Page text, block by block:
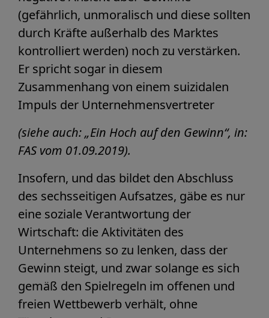
(gefährlich, unmoralisch und diese sollten
durch Kräfte außerhalb des Marktes
kontrolliert werden) noch zu verstärken.
Er spricht sogar in diesem
Zusammenhang von einem suizidalen
Impuls der Unternehmensvertreter
(siehe auch: „Ein Hoch auf den Gewinn“, in:
FAS vom 01.09.2019).
Insofern, und das bildet den Abschluss
des sechsseitigen Aufsatzes, gäbe es nur
eine soziale Verantwortung der
Wirtschaft: die Aktivitäten des
Unternehmens so zu lenken, dass der
Gewinn steigt, und zwar solange es sich
gemäß den Spielregeln im offenen und
freien Wettbewerb verhält, ohne